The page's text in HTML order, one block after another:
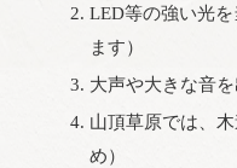
LED等の強い光
ます）
大声や大きな音を
山頂草原では、
め）